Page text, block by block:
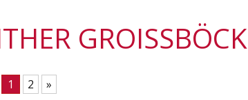
GROISSBÖCK
1 2 »